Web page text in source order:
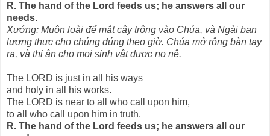
R. The hand of the Lord feeds us; he answers all our
needs.
Xướng: Muôn loài để mắt cậy trông vào Chúa, và Ngài ban
lương thực cho chúng đúng theo giờ. Chúa mở rộng bàn tay
ra, và thi ân cho mọi sinh vật được no nê.
The LORD is just in all his ways
and holy in all his works.
The LORD is near to all who call upon him,
to all who call upon him in truth.
R. The hand of the Lord feeds us; he answers all our